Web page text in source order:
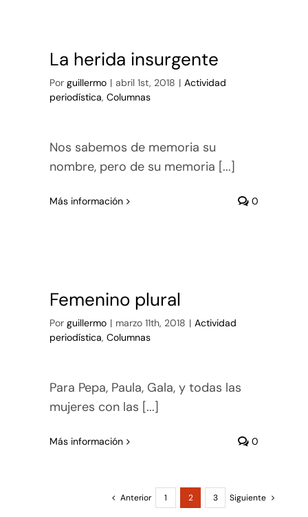
La herida insurgente
Por guillermo | abril 1st, 2018 | Actividad
periodística, Columnas
Nos sabemos de memoria su
nombre, pero de su memoria [...]
Más información 0
Femenino plural
Por guillermo | marzo 11th, 2018 | Actividad
periodística, Columnas
Para Pepa, Paula, Gala, y todas las
mujeres con las [...]
Más información 0
Anterior 1 2 3 Siguiente